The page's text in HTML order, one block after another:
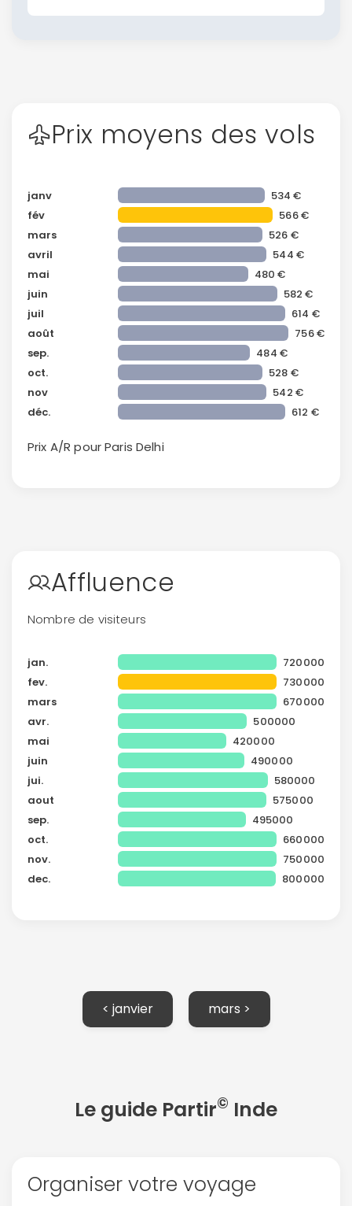
Prix moyens des vols
janv
534 €
fév
566 €
mars
526 €
avril
544 €
mai
480 €
juin
582 €
juil
614 €
août
756 €
sep.
484 €
oct.
528 €
nov
542 €
déc.
612 €
Prix A/R pour Paris Delhi
Affluence
Nombre de visiteurs
jan.
720000
fev.
730000
mars
670000
avr.
500000
mai
420000
juin
490000
jui.
580000
aout
575000
sep.
495000
oct.
660000
nov.
750000
dec.
800000
< janvier mars >
Le guide Partir© Inde
Organiser votre voyage